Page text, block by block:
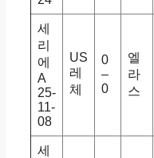
세
리
에
A
25-
11-
08
US
레
체
0
–
0
엘
라
스
세